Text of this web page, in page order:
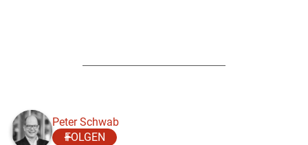
Peter Schwab
FOLGEN